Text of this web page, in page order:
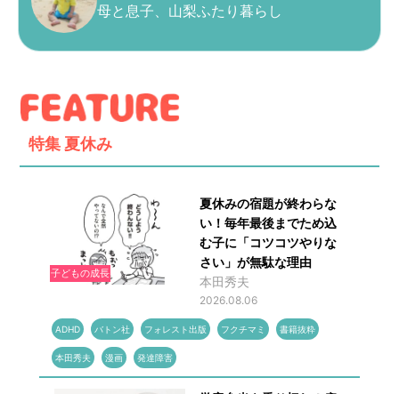
母と息子、山梨ふたり暮らし
特集 夏休み
子どもの成長
夏休みの宿題が終わらな
い！毎年最後までため込
む子に「コツコツやりな
さい」が無駄な理由
本田秀夫
2026.08.06
ADHD バトン社 フォレスト出版 フクチマミ 書籍抜粋
本田秀夫 漫画 発達障害